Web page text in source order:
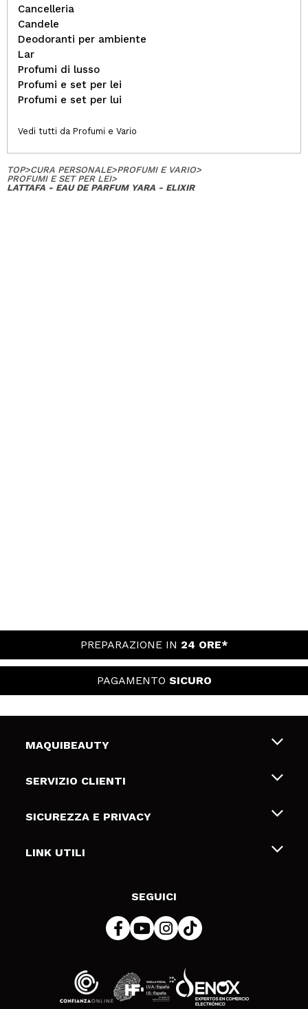
Cancelleria
Candele
Deodoranti per ambiente
Lar
Profumi di lusso
Profumi e set per lei
Profumi e set per lui
Vedi tutti da Profumi e Vario
TOP>CURA PERSONALE>PROFUMI E VARIO>
PROFUMI E SET PER LEI>
LATTAFA - EAU DE PARFUM YARA - ELIXIR
PREPARAZIONE IN 24 ORE*
PAGAMENTO SICURO
MAQUIBEAUTY
Chi siamo
Gift Cards
SERVIZIO CLIENTI
Spedizioni & Resi
Metodi di pagamamento
SICUREZZA E PRIVACY
Termini e condizioni
LINK UTILI
SEGUICI